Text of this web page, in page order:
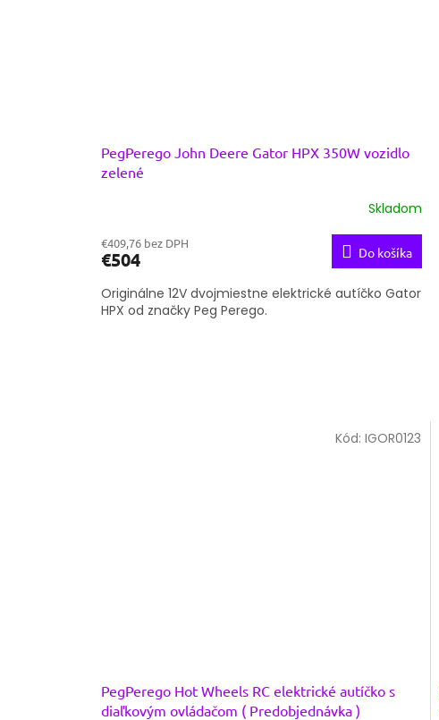
PegPerego John Deere Gator HPX 350W vozidlo
zelené
Skladom
€409,76 bez DPH
€504 Do košíka
Originálne 12V dvojmiestne elektrické autíčko Gator
HPX od značky Peg Perego.
PegPerego Hot Wheels RC elektrické autíčko s
diaľkovým ovládačom ( Predobjednávka )
Kód:IGOR0123